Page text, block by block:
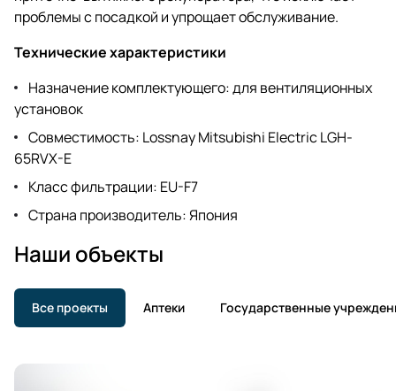
проблемы с посадкой и упрощает обслуживание.
Технические характеристики
Назначение комплектующего: для вентиляционных
установок
Совместимость: Lossnay Mitsubishi Electric LGH-
65RVX-E
Класс фильтрации: EU-F7
Страна производитель: Япония
Наши объекты
Все проекты Аптеки Государственные